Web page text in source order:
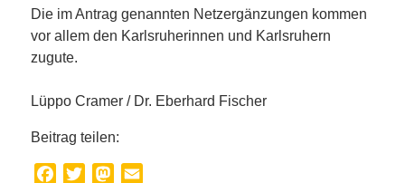
Die im Antrag genannten Netzergänzungen kommen
vor allem den Karlsruherinnen und Karlsruhern
zugute.
Lüppo Cramer / Dr. Eberhard Fischer
Beitrag teilen:
Facebook
TwitterMastodon